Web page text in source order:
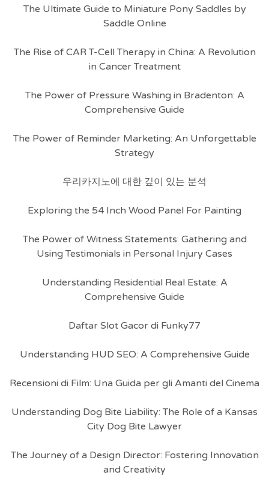
The Ultimate Guide to Miniature Pony Saddles by
Saddle Online
The Rise of CAR T-Cell Therapy in China: A Revolution
in Cancer Treatment
The Power of Pressure Washing in Bradenton: A
Comprehensive Guide
The Power of Reminder Marketing: An Unforgettable
Strategy
우리카지노에 대한 깊이 있는 분석
Exploring the 54 Inch Wood Panel For Painting
The Power of Witness Statements: Gathering and
Using Testimonials in Personal Injury Cases
Understanding Residential Real Estate: A
Comprehensive Guide
Daftar Slot Gacor di Funky77
Understanding HUD SEO: A Comprehensive Guide
Recensioni di Film: Una Guida per gli Amanti del Cinema
Understanding Dog Bite Liability: The Role of a Kansas
City Dog Bite Lawyer
The Journey of a Design Director: Fostering Innovation
and Creativity